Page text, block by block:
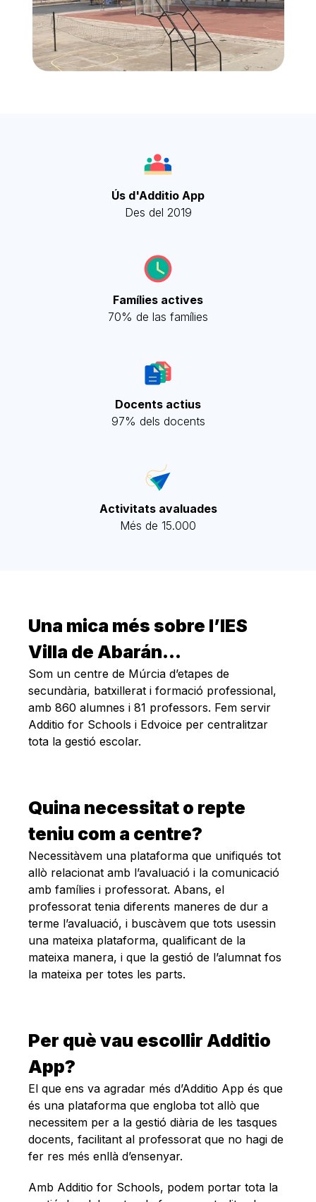
Ús d'Additio App
Des del 2019
Famílies actives
70% de las famílies
Docents actius
97% dels docents
Activitats avaluades
Més de 15.000
Una mica més sobre l’IES
Villa de Abarán…
Som un centre de Múrcia d’etapes de
secundària, batxillerat i formació professional,
amb 860 alumnes i 81 professors. Fem servir
Additio for Schools i Edvoice per centralitzar
tota la gestió escolar.
Quina necessitat o repte
teniu com a centre?
Necessitàvem una plataforma que unifiqués tot
allò relacionat amb l’avaluació i la comunicació
amb famílies i professorat. Abans, el
professorat tenia diferents maneres de dur a
terme l’avaluació, i buscàvem que tots usessin
una mateixa plataforma, qualificant de la
mateixa manera, i que la gestió de l’alumnat fos
la mateixa per totes les parts.
Per què vau escollir Additio
App?
El que ens va agradar més d’Additio App és que
és una plataforma que engloba tot allò que
necessitem per a la gestió diària de les tasques
docents, facilitant al professorat que no hagi de
fer res més enllà d’ensenyar.
Amb Additio for Schools, podem portar tota la